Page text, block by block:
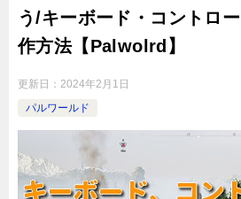
う/キーボード・コントロ
作方法【Palwolrd】
更新日： 2024年2月1日
パルワールド